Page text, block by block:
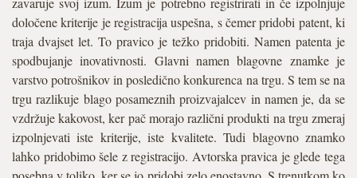
določene kriterije je registracija uspešna, s čemer pridobi patent, ki
traja dvajset let. To pravico je težko pridobiti. Namen patenta je
spodbujanje inovativnosti. Glavni namen blagovne znamke je
varstvo potrošnikov in posledično konkurenca na trgu. S tem se na
trgu razlikuje blago posameznih proizvajalcev in namen je, da se
vzdržuje kakovost, ker pač morajo različni produkti na trgu zmeraj
izpolnjevati iste kriterije, iste kvalitete. Tudi blagovno znamko
lahko pridobimo šele z registracijo. Avtorska pravica je glede tega